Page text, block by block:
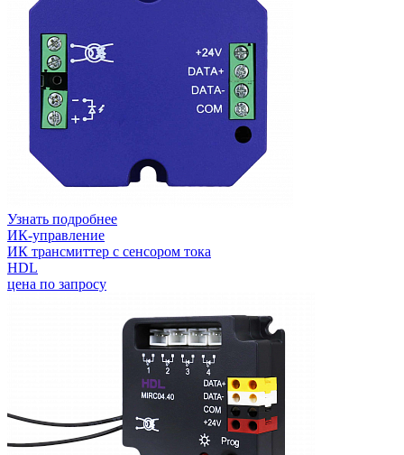
Узнать подробнее
ИК-управление
ИК трансмиттер с сенсором тока
HDL
цена по запросу